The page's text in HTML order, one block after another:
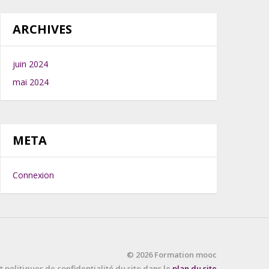
ARCHIVES
juin 2024
mai 2024
META
Connexion
© 2026 Formation mooc